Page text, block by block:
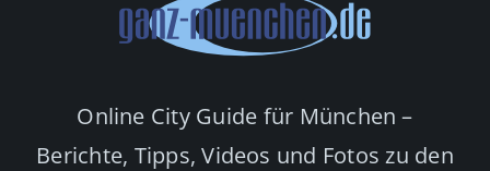
Online City Guide für München –
Berichte, Tipps, Videos und Fotos zu den